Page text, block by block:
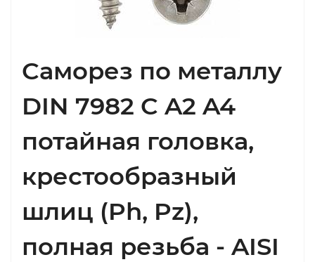
Саморез по металлу
DIN 7982 C A2 A4
потайная головка,
крестообразный
шлиц (Ph, Pz),
полная резьба - AISI